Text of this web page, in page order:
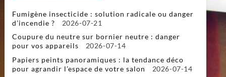
Fumigène insecticide : solution radicale ou danger
d’incendie ?
2026-07-21
Coupure du neutre sur bornier neutre : danger
pour vos appareils
2026-07-14
Papiers peints panoramiques : la tendance déco
pour agrandir l’espace de votre salon
2026-07-14